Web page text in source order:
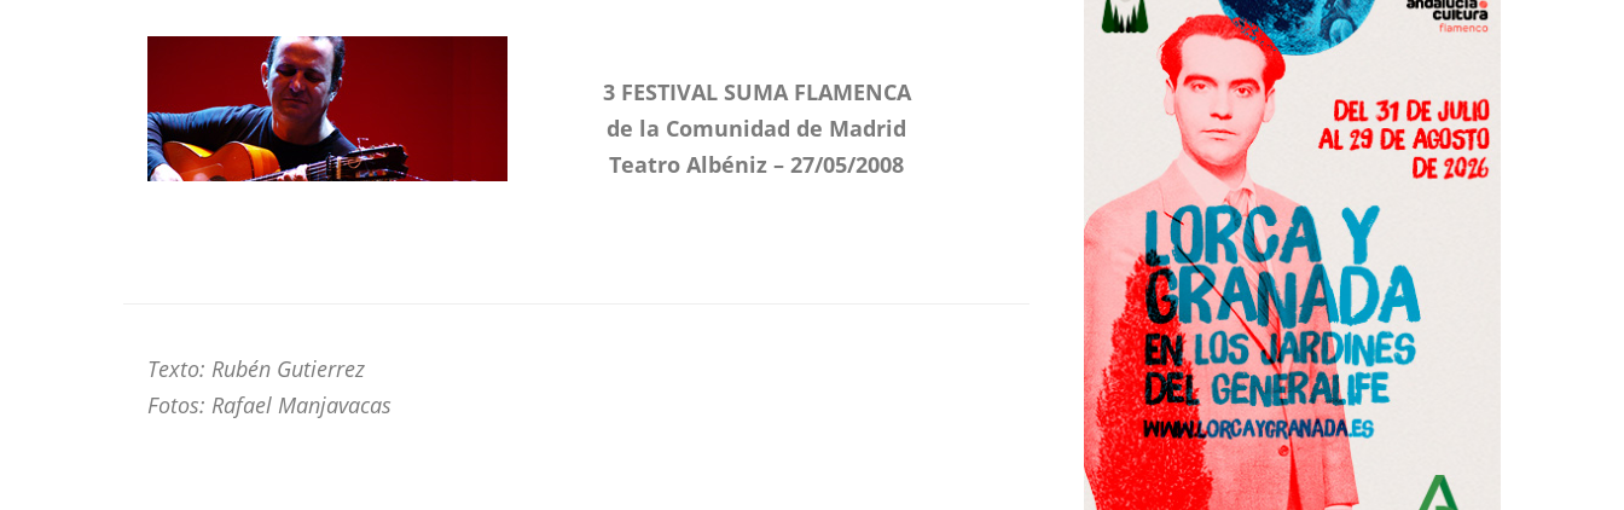
3 FESTIVAL SUMA FLAMENCA
de la Comunidad de Madrid
Teatro Albéniz – 27/05/2008
Texto: Rubén Gutierrez
Fotos: Rafael Manjavacas